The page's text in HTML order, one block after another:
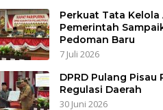
Perkuat Tata Kelola
Pemerintah
Pedoman Baru
7 Juli 2026
DPRD Pulang Pisau
Regulasi Daerah
30 Juni 2026